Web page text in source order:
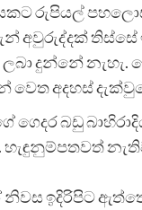
රුපියල්
අවුරුද්දක්
දුන්නේ නැහැ.
වෙත අදහස්
ගෙදර බඩු
හැඳුනුම්පතවත්
නිවස ඉදිරිපිට